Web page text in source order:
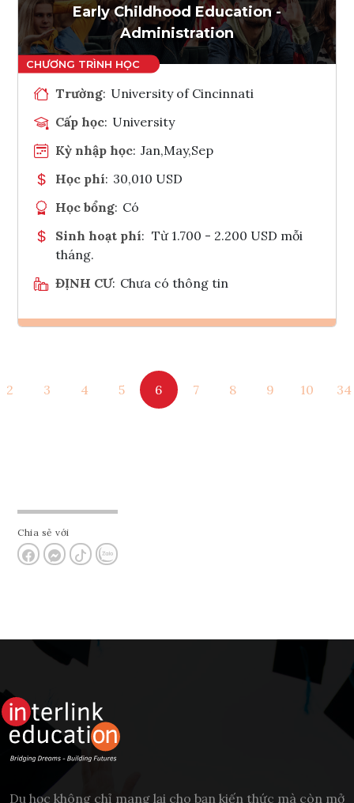
Tham vấn Interlink
Early Childhood Education -
Administration
Trường: University of Cincinnati
Cấp học: University
Kỳ nhập học: Jan,May,Sep
Học phí: 30,010 USD
Học bổng: Có
Sinh hoạt phí: Từ 1.700 - 2.200 USD mỗi
tháng.
ĐỊNH CƯ: Chưa có thông tin
Tham vấn Interlink
2 3 4 5 6 7 8 9 10 34
Chia sẻ với
Du học không chỉ mang lại cho bạn kiến thức mà còn mở